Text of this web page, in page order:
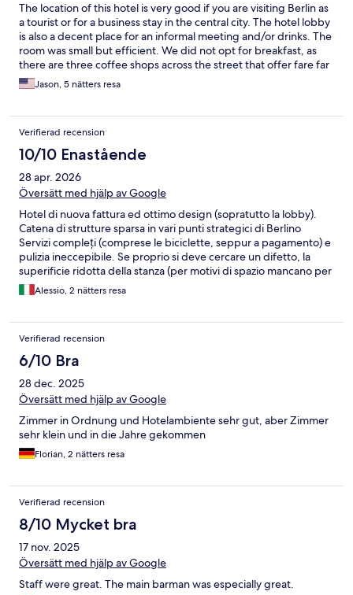
The location of this hotel is very good if you are visiting Berlin as
a tourist or for a business stay in the central city. The hotel lobby
is also a decent place for an informal meeting and/or drinks. The
room was small but efficient. We did not opt for breakfast, as
there are three coffee shops across the street that offer fare far
less expensive. One plus... the windows in the room open to let
in fresh air. The air conditioning in the room struggled a bit
Jason, 5 nätters resa
Verifierad recension
10/10 Enastående
28 apr. 2026
Översätt med hjälp av Google
Hotel di nuova fattura ed ottimo design (sopratutto la lobby).
Catena di strutture sparsa in vari punti strategici di Berlino
Servizi compleți (comprese le biciclette, seppur a pagamento) e
pulizia ineccepibile. Se proprio si deve cercare un difetto, la
superificie ridotta della stanza (per motivi di spazio mancano per
es. un vero e porprio armadio ed il frigo bar)
Alessio, 2 nätters resa
Verifierad recension
6/10 Bra
28 dec. 2025
Översätt med hjälp av Google
Zimmer in Ordnung und Hotelambiente sehr gut, aber Zimmer
sehr klein und in die Jahre gekommen
Florian, 2 nätters resa
Verifierad recension
8/10 Mycket bra
17 nov. 2025
Översätt med hjälp av Google
Staff were great. The main barman was especially great.